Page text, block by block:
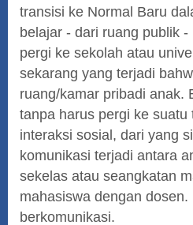
transisi ke Normal Baru
belajar - dari ruang publik
pergi ke sekolah atau
sekarang yang terjadi
ruang/kamar pribadi anak.
tanpa harus pergi ke
interaksi sosial, dari yang
komunikasi terjadi antara
sekelas atau seangkatan
mahasiswa dengan
berkomunikasi.